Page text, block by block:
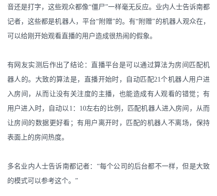
音还是打字，这些观众都像“僵尸”一样毫无反应。业内人士告诉南都
记者，这些都是机器人，平台“附赠”的。有“附赠”的机器人观众在，
可以给刚开始观看直播的用户造成很热闹的假象。
有网友实测后作出了结论：直播平台是可以通过算法为房间匹配机
器人的。大致的算法是，直播开始时，自动匹配21个机器人用户进
入房间，从而让没有关注度的主播，也能造成有人观看的错觉；有
用户进入时，自动以1：10左右的比例，匹配机器人进入房间，从而
让房间的数据更好看；有用户离开时，匹配的机器人不离场，保持
表面上的房间热度。
多名业内人士告诉南都记者：“每个公司的后台都不一样，但是大致
的模式可以参考这个。”